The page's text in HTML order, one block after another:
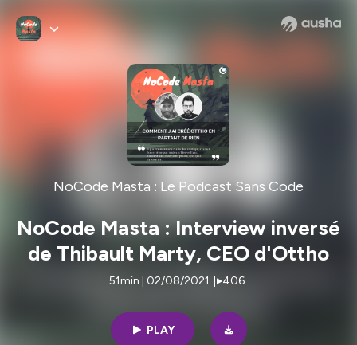
NoCode Masta : Le Podcast Sans Code
NoCode Masta : Interview inversé
de Thibault Marty, CEO d'Ottho
51min | 02/08/2021 406
PLAY